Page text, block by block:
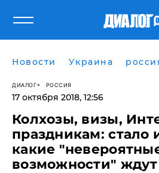
Новости Украина
ДИАЛОГ РОССИЯ
17 октября 2018, 12:56
Колхозы, визы,
праздникам: стало
какие
возможности"